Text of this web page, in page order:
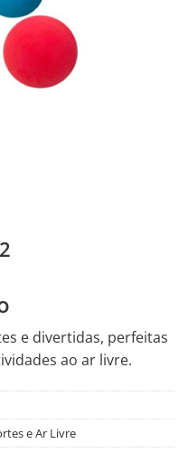
e divertidas, perfeitas
ao ar livre.
e Ar Livre